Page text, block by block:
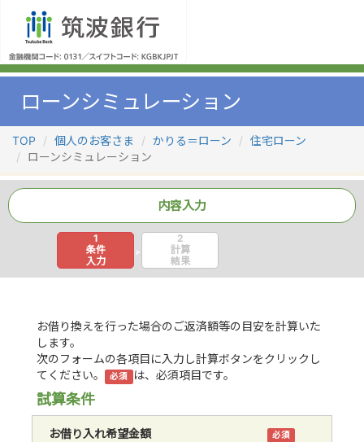
ローンシミュレーション
TOP 個人のお客さま かりる＝ローン
住宅ローン
ローンシミュレーション
内容入力
1
条件
入力
>
2
計算
結果
お借り換えを行った場合のご返済額等の目安を計算いた
します。
次のフォームの各項目に入力し計算ボタンをクリックし
てください。
必須 は、必須項目です。
試算条件
お借り入れ希望金額 必須